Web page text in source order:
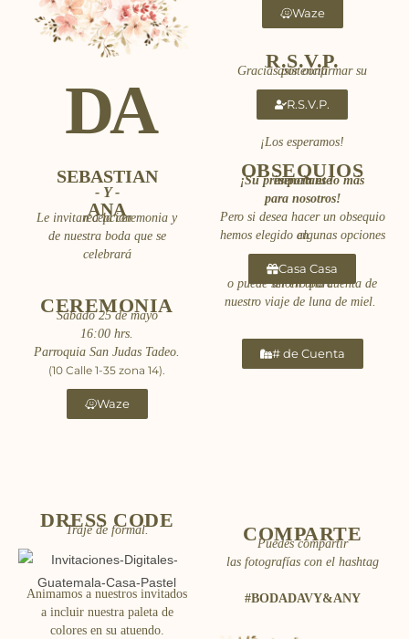
D A
SEBASTIAN
- Y -
ANA
Le invitan a la ceremonia y recepción
de nuestra boda que se
celebrará
CEREMONIA
Sábado 25 de mayo
16:00 hrs.
Parroquia San Judas Tadeo.
(10 Calle 1-35 zona 14).
Waze
Waze
R.S.V.P.
Gracias por confirmar su asistencia
R.S.V.P.
¡Los esperamos!
OBSEQUIOS
¡Su presencia es lo más importante
para nosotros!
Pero si desea hacer un obsequio
hemos elegido algunas opciones en
Casa Casa
o puede ser en una cuenta de ahorro para
nuestro viaje de luna de miel.
# de Cuenta
DRESS CODE
Traje de formal.
Animamos a nuestros invitados
a incluir nuestra paleta de
colores en su atuendo.
COMPARTE
Puedes compartir
las fotografías con el hashtag
#BODADAVY&ANY